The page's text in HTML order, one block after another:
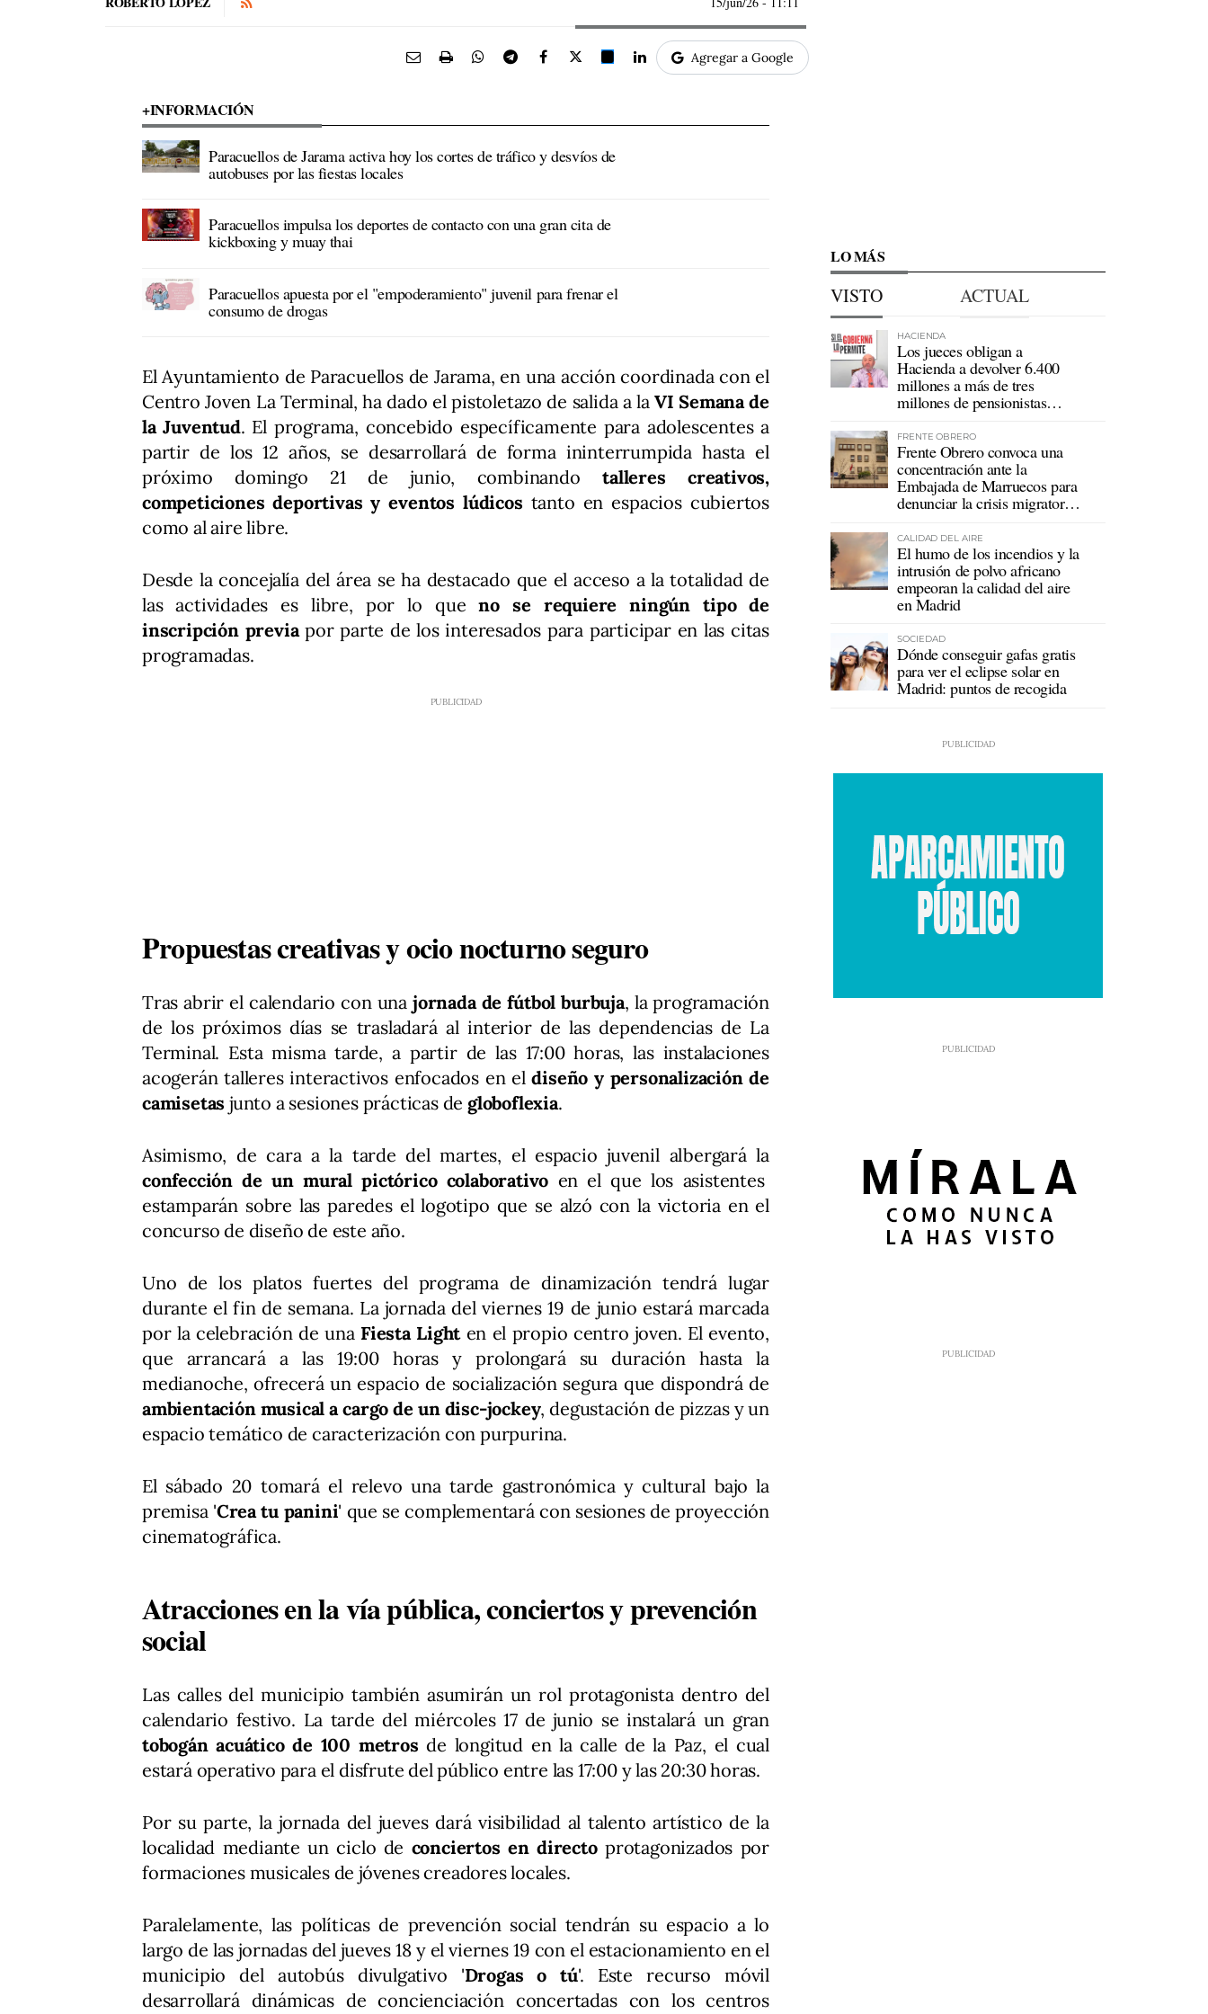
Agregar a Google
+INFORMACIÓN
Paracuellos de Jarama activa hoy los cortes de tráfico y desvíos de
autobuses por las fiestas locales
Paracuellos impulsa los deportes de contacto con una gran cita de
kickboxing y muay thai
Paracuellos apuesta por el "empoderamiento" juvenil para frenar el
consumo de drogas
El Ayuntamiento de Paracuellos de Jarama, en una acción coordinada con el
Centro Joven La Terminal, ha dado el pistoletazo de salida a laVI Semana de
la Juventud. El programa, concebido específicamente para adolescentes a
partir de los 12 años, se desarrollará de forma ininterrumpida hasta el
próximo domingo 21 de junio, combinandotalleres creativos,
competiciones deportivas y eventos lúdicos tanto en espacios cubiertos
como al aire libre.
Desde la concejalía del área se ha destacado que el acceso a la totalidad de
las actividades es libre, por lo queno se requiere ningún tipo de
inscripción previapor parte de los interesados para participar en las citas
programadas.
Propuestas creativas y ocio nocturno seguro
Tras abrir el calendario con unajornada de fútbol burbuja, la programación
de los próximos días se trasladará al interior de las dependencias de La
Terminal. Esta misma tarde, a partir de las 17:00 horas, las instalaciones
acogerán talleres interactivos enfocados en eldiseño y personalización de
camisetas junto a sesiones prácticas de globoflexia.
Asimismo, de cara a la tarde del martes, el espacio juvenil albergará la
confección de un mural pictórico colaborativo en el que los asistentes
estamparán sobre las paredes el logotipo que se alzó con la victoria en el
concurso de diseño de este año.
Uno de los platos fuertes del programa de dinamización tendrá lugar
durante el fin de semana. La jornada del viernes 19 de junio estará marcada
por la celebración de unaFiesta Light en el propio centro joven. El evento,
que arrancará a las 19:00 horas y prolongará su duración hasta la
medianoche, ofrecerá un espacio de socialización segura que dispondrá de
ambientación musical a cargo de un disc-jockey, degustación de pizzas y un
espacio temático de caracterización con purpurina.
El sábado 20 tomará el relevo una tarde gastronómica y cultural bajo la
premisa 'Crea tu panini' que se complementará con sesiones de proyección
cinematográfica.
Atracciones en la vía pública, conciertos y prevención
social
Las calles del municipio también asumirán un rol protagonista dentro del
calendario festivo. La tarde del miércoles 17 de junio se instalará un gran
tobogán acuático de 100 metros de longitud en la calle de la Paz, el cual
estará operativo para el disfrute del público entre las 17:00 y las 20:30 horas.
Por su parte, la jornada del jueves dará visibilidad al talento artístico de la
localidad mediante un ciclo de conciertos en directoprotagonizados por
formaciones musicales de jóvenes creadores locales.
Paralelamente, las políticas de prevención social tendrán su espacio a lo
largo de las jornadas del jueves 18 y el viernes 19 con el estacionamiento en el
municipio del autobús divulgativo 'Drogas o tú'. Este recurso móvil
desarrollará dinámicas de concienciación concertadas con los centros
LO MÁS
VISTO ACTUAL
HACIENDA
Los jueces obligan a
Hacienda a devolver 6.400
millones a más de tres
millones de pensionistas
FRENTE OBRERO
Frente Obrero convoca una
concentración ante la
Embajada de Marruecos para
denunciar la crisis migratoria
CALIDAD DEL AIRE
El humo de los incendios y la
intrusión de polvo africano
empeoran la calidad del aire
en Madrid
SOCIEDAD
Dónde conseguir gafas gratis
para ver el eclipse solar en
Madrid: puntos de recogida